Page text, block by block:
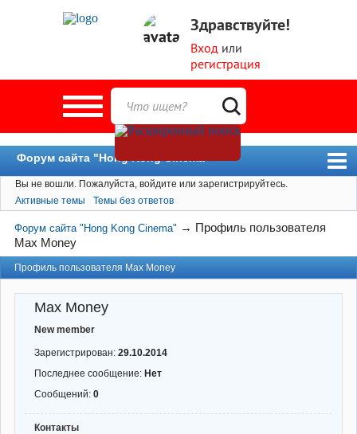
Здравствуйте!
Вход или
регистрация
Форум сайта "Hong Kong Cinema"
Форум
Новости
Пользователи
Поиск
Вы не вошли. Пожалуйста, войдите или зарегистрируйтесь.
Активные темы
Темы без ответов
Форум сайта "Hong Kong Cinema" → Профиль пользователя
Max Money
Профиль пользователя Max Money
Max Money
New member
Зарегистрирован: 29.10.2014
Последнее сообщение: Нет
Сообщений: 0
Контакты